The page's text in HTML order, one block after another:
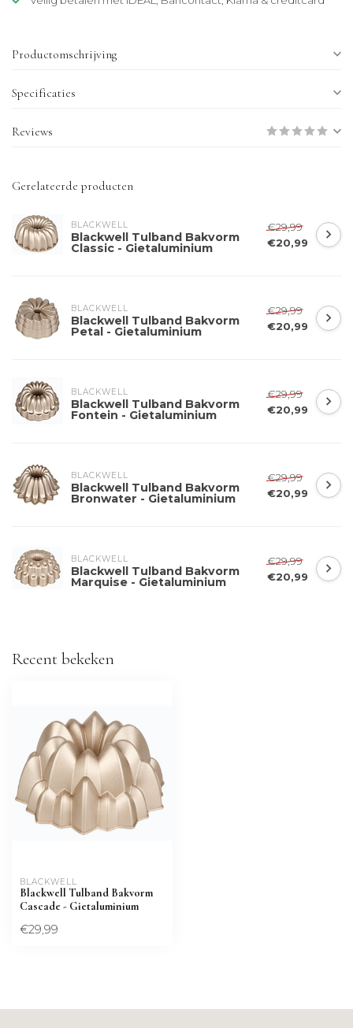
Productomschrijving
Specificaties
Reviews
Gerelateerde producten
BLACKWELL
Blackwell Tulband Bakvorm
Classic - Gietaluminium
€29,99
€20,99
BLACKWELL
Blackwell Tulband Bakvorm
Petal - Gietaluminium
€29,99
€20,99
BLACKWELL
Blackwell Tulband Bakvorm
Fontein - Gietaluminium
€29,99
€20,99
BLACKWELL
Blackwell Tulband Bakvorm
Bronwater - Gietaluminium
€29,99
€20,99
BLACKWELL
Blackwell Tulband Bakvorm
Marquise - Gietaluminium
€29,99
€20,99
Recent bekeken
BLACKWELL
Blackwell Tulband Bakvorm
Cascade - Gietaluminium
€29,99